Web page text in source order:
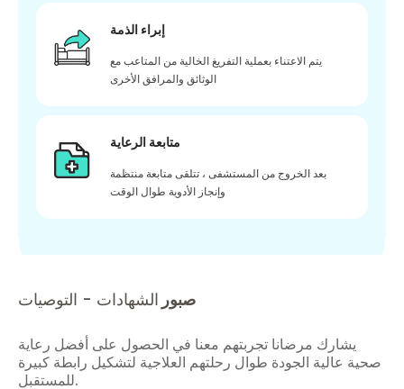
إبراء الذمة
يتم الاعتناء بعملية التفريغ الخالية من المتاعب مع
الوثائق والمرافق الأخرى
متابعة الرعاية
بعد الخروج من المستشفى ، تتلقى متابعة منتظمة
وإنجاز الأدوية طوال الوقت
صبور الشهادات - التوصيات
يشارك مرضانا تجربتهم معنا في الحصول على أفضل رعاية
صحية عالية الجودة طوال رحلتهم العلاجية لتشكيل رابطة كبيرة
للمستقبل.